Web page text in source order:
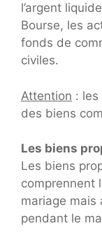
l’argent
Bourse, les
fonds de
civiles.
Attention : les
des biens
Les biens
Les biens
comprennent
mariage mais
pendant le